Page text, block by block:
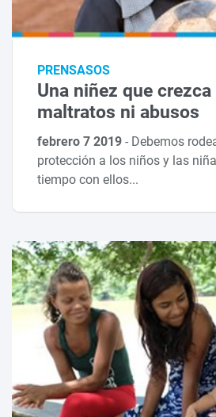
PRENSASOS
Una niñez que
maltratos ni abusos
febrero 7 2019- Debemos
protección a los niños y las
tiempo con ellos...